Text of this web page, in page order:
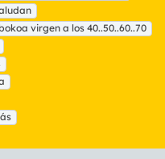
virgen a los 40..50..60..70